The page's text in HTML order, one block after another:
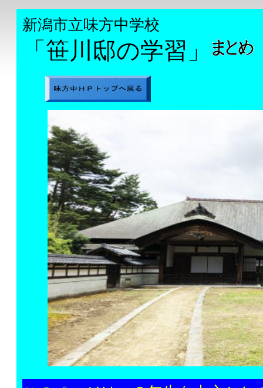
新潟市立味方中学校
「笹川邸の学習」